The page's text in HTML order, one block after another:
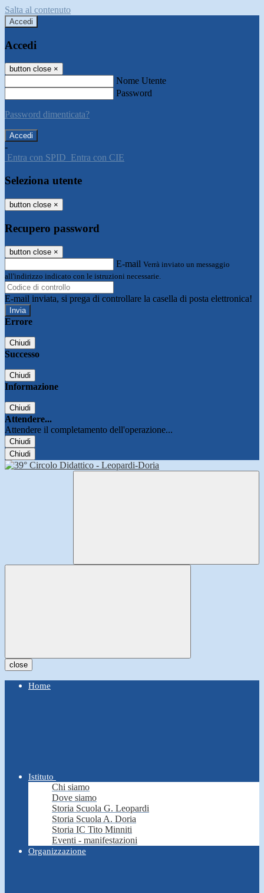
Salta al contenuto
Accedi
Accedi
button close ×
Nome Utente
Password
Password dimenticata?
-
Entra con SPID Entra con CIE
Seleziona utente
button close ×
Recupero password
button close ×
E-mail Verrà inviato un messaggio
all'indirizzo indicato con le istruzioni necessarie.
E-mail inviata, si prega di controllare la casella di posta elettronica!
Errore
Chiudi
Successo
Chiudi
Informazione
Chiudi
Attendere...
Attendere il completamento dell'operazione...
Chiudi
Chiudi
close
Home
Istituto
Chi siamo
Dove siamo
Storia Scuola G. Leopardi
Storia Scuola A. Doria
Storia IC Tito Minniti
Eventi - manifestazioni
Organizzazione